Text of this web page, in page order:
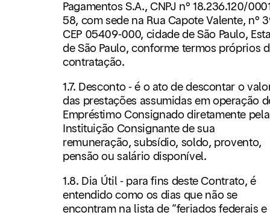
Pagamentos S.A., CNPJ n° 18.236.120/
58, com sede na Rua Capote Valente, n°
CEP 05409-000, cidade de São Paulo,
de São Paulo, conforme termos próprios
contratação.
1.7. Desconto - é o ato de descontar o
das prestações assumidas em operação
Empréstimo Consignado diretamente pela
Instituição Consignante de sua
remuneração, subsídio, soldo, provento,
pensão ou salário disponível.
1.8. Dia Útil - para fins deste Contrato, é
entendido como os dias que não se
encontram na lista de “feriados federais e